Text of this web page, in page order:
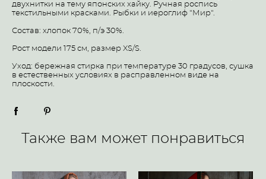
двухнитки на тему японских хайку. Ручная роспись
текстильными красками. Рыбки и иероглиф "Мир".
Состав: хлопок 70%, п/э 30%.
Рост модели 175 см, размер XS/S.
Уход: бережная стирка при температуре 30 градусов, сушка
в естественных условиях в расправленном виде на
плоскости.
Также вам может понравиться